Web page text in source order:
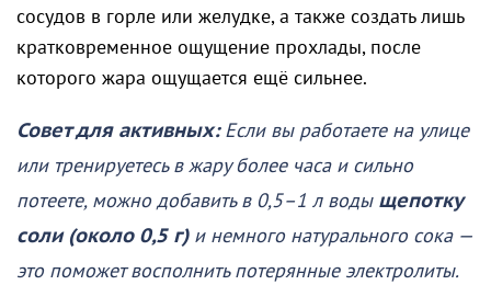
сосудов в горле или желудке, а также создать лишь
кратковременное ощущение прохлады, после
которого жара ощущается ещё сильнее.
Совет для активных:Если вы работаете на улице
или тренируетесь в жару более часа и сильно
потеете, можно добавить в 0,5–1 л воды щепотку
соли (около 0,5 г)и немного натурального сока —
это поможет восполнить потерянные электролиты.